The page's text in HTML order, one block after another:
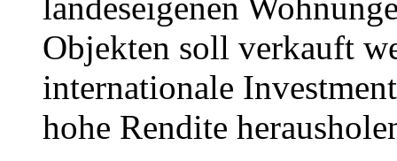
landeseigenen
Objekten soll verkauft
internationale
hohe Rendite